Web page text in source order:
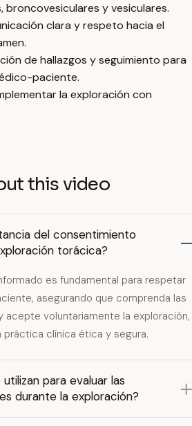
broncovesiculares y vesiculares.
clara y respeto hacia el
de hallazgos y seguimiento para
paciente.
la exploración con
this video
del consentimiento
torácica?
es fundamental para respetar
asegurando que comprenda las
acepte voluntariamente la exploración,
práctica clínica ética y segura.
para evaluar las
durante la exploración?